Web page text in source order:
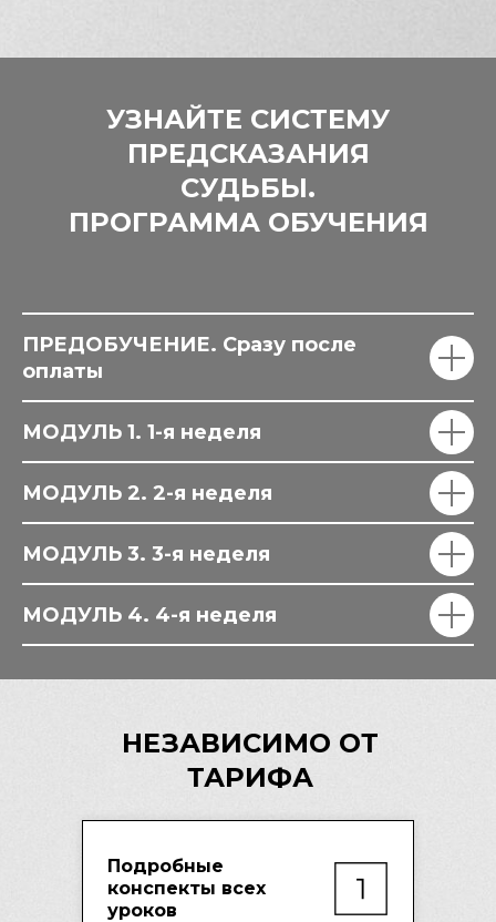
После курса каждый из вас
возможности там, где
раньше в упор ничего не
замечали.
УЗНАЙТЕ СИСТЕМУ
ПРЕДСКАЗАНИЯ
СУДЬБЫ.
ПРОГРАММА ОБУЧЕНИЯ
ПРЕДОБУЧЕНИЕ. Сразу после
оплаты
МОДУЛЬ 1. 1-я неделя
МОДУЛЬ 2. 2-я неделя
МОДУЛЬ 3. 3-я неделя
МОДУЛЬ 4. 4-я неделя
НЕЗАВИСИМО ОТ
ТАРИФА
Подробные
конспекты всех
уроков